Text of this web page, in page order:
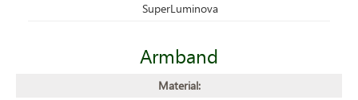
SuperLuminova
Armband
Material: